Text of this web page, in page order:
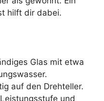
hilft dir dabei.
Glas mit etwa
auf den Drehteller.
und